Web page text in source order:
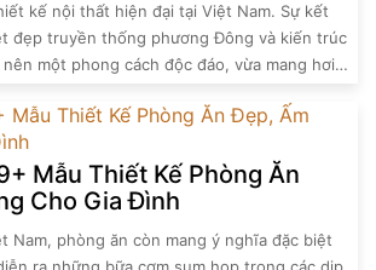
kế nội thất hiện đại tại Việt Nam. Sự kết
đẹp truyền thống phương Đông và kiến trúc
nên một phong cách độc đáo, vừa mang hơi…
Mẫu Thiết Kế Phòng Ăn
Cho Gia Đình
Nam, phòng ăn còn mang ý nghĩa đặc biệt